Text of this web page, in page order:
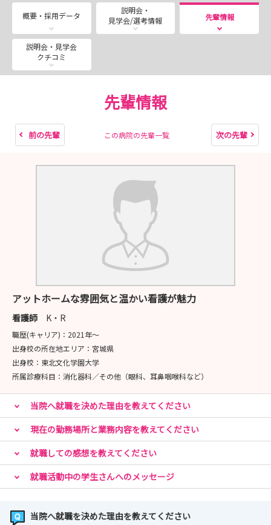
・2026年7月25日（土）
・2026年8月22日（土）
😊お申し込みお待ちしております😊
概要・採用データ
説明会・
見学会/選考情報
先輩情報
説明会・見学会
クチコミ
先輩情報
前の先輩 この病院の先輩一覧 次の先輩
アットホームな雰囲気と温かい看護が魅力
看護師 K・R
職歴(キャリア)： 2021年〜
出身校の所在地エリア： 宮城県
出身校： 東北文化学園大学
所属診療科目： 消化器科／その他（眼科、耳鼻咽喉科など）
当院へ就職を決めた理由を教えてください
現在の勤務場所と業務内容を教えてください
就職しての感想を教えてください
就職活動中の学生さんへのメッセージ
当院へ就職を決めた理由を教えてください